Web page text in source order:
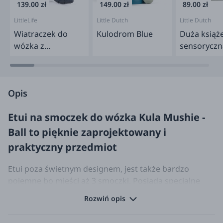
139.00 zł
LittleLife
Wiatraczek do
wózka z
149.00 zł
Little Dutch
Kulodrom Blue
89.00 zł
Little Dutch
Duża
Opis
Etui na smoczek do wózka Kula Mushie -
Ball to pięknie zaprojektowany i
praktyczny przedmiot
Etui poza świetnym designem, jest także bardzo
pojemne bo mieści aż 3 smoczki. Posiada specjalne
łóżeczka lub innego wygodnego miejsca.
Rozwiń opis